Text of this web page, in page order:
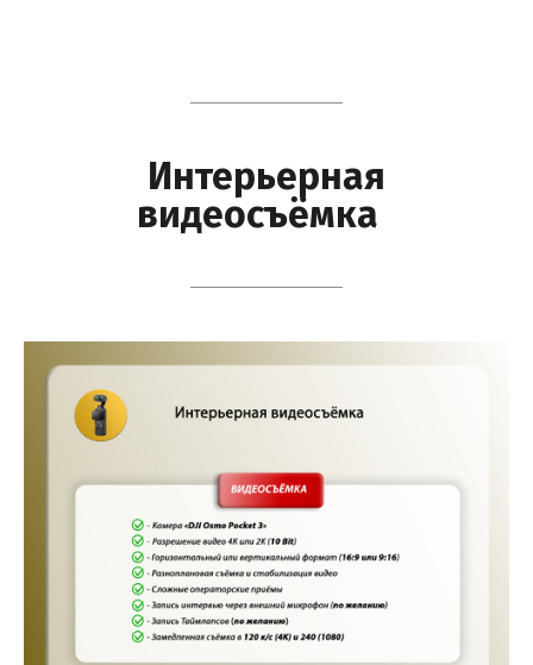
Интерьерная
видеосъёмка